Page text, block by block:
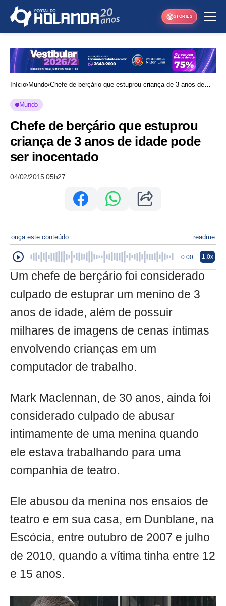
STORIES
Início Mundo Chefe de berçário que estuprou criança de 3 anos de
Mundo
Chefe de berçário que estuprou
criança de 3 anos de idade pode
ser inocentado
04/02/2015 05h27
ouça este conteúdo readme
0:00 1.0x
Um chefe de berçário foi considerado
culpado de estuprar um menino de 3
anos de idade, além de possuir
milhares de imagens de cenas íntimas
envolvendo crianças em um
computador de trabalho.
Mark Maclennan, de 30 anos, ainda foi
considerado culpado de abusar
intimamente de uma menina quando
ele estava trabalhando para uma
companhia de teatro.
Ele abusou da menina nos ensaios de
teatro e em sua casa, em Dunblane, na
Escócia, entre outubro de 2007 e julho
de 2010, quando a vítima tinha entre 12
e 15 anos.